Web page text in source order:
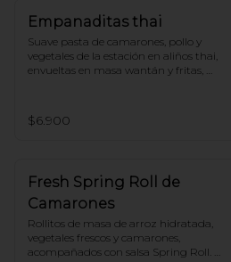
Empanaditas thai
Suave pasta de camarones, pollo y
vegetales de la estación en aliños thai,
envueltas en masa wantán y fritas,
$6.900
Fresh Spring Roll de
Camarones
Rollitos de masa de arroz hidratada,
vegetales frescos y camarones,
acompañados con salsa Spring Roll.